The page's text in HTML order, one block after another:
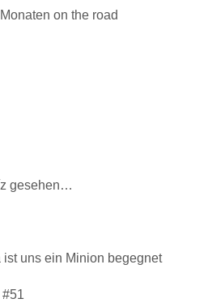
on the road
gesehen…
uns ein Minion begegnet